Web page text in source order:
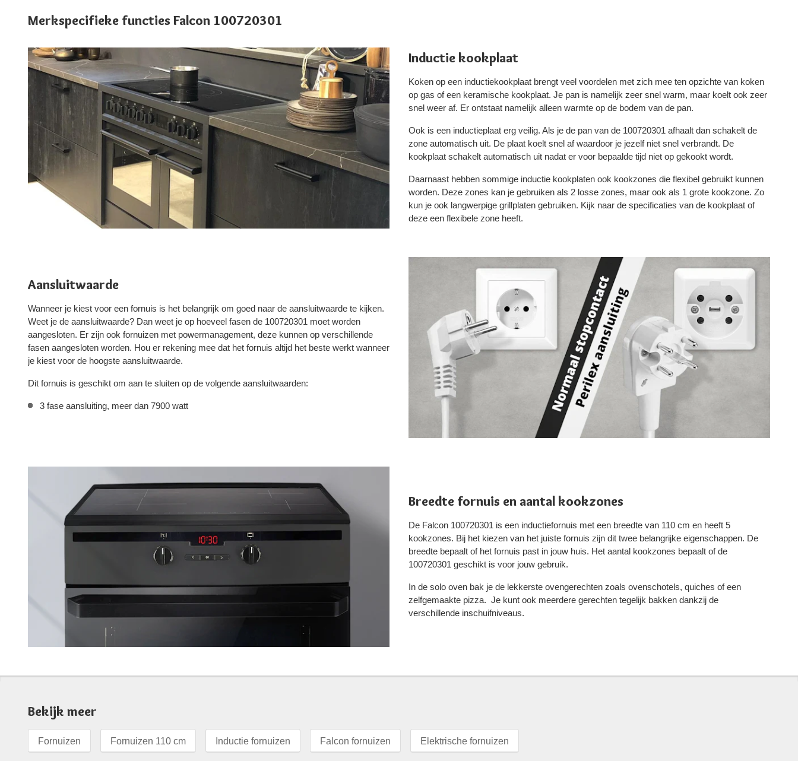
Merkspecifieke functies Falcon 100720301
Inductie kookplaat
Koken op een inductiekookplaat brengt veel voordelen met zich mee ten opzichte van koken
op gas of een keramische kookplaat. Je pan is namelijk zeer snel warm, maar koelt ook zeer
snel weer af. Er ontstaat namelijk alleen warmte op de bodem van de pan.
Ook is een inductieplaat erg veilig. Als je de pan van de 100720301 afhaalt dan schakelt de
zone automatisch uit. De plaat koelt snel af waardoor je jezelf niet snel verbrandt. De
kookplaat schakelt automatisch uit nadat er voor bepaalde tijd niet op gekookt wordt.
Daarnaast hebben sommige inductie kookplaten ook kookzones die flexibel gebruikt kunnen
worden. Deze zones kan je gebruiken als 2 losse zones, maar ook als 1 grote kookzone. Zo
kun je ook langwerpige grillplaten gebruiken. Kijk naar de specificaties van de kookplaat of
deze een flexibele zone heeft.
Aansluitwaarde
Wanneer je kiest voor een fornuis is het belangrijk om goed naar de aansluitwaarde te kijken.
Weet je de aansluitwaarde? Dan weet je op hoeveel fasen de 100720301 moet worden
aangesloten. Er zijn ook fornuizen met powermanagement, deze kunnen op verschillende
fasen aangesloten worden. Hou er rekening mee dat het fornuis altijd het beste werkt wanneer
je kiest voor de hoogste aansluitwaarde.
Dit fornuis is geschikt om aan te sluiten op de volgende aansluitwaarden:
3 fase aansluiting, meer dan 7900 watt
Breedte fornuis en aantal kookzones
De Falcon 100720301 is een inductiefornuis met een breedte van 110 cm en heeft 5
kookzones. Bij het kiezen van het juiste fornuis zijn dit twee belangrijke eigenschappen. De
breedte bepaalt of het fornuis past in jouw huis. Het aantal kookzones bepaalt of de
100720301 geschikt is voor jouw gebruik.
In de solo oven bak je de lekkerste ovengerechten zoals ovenschotels, quiches of een
zelfgemaakte pizza. Je kunt ook meerdere gerechten tegelijk bakken dankzij de
verschillende inschuifniveaus.
Bekijk meer
Fornuizen Fornuizen 110 cm Inductie fornuizen Falcon fornuizen Elektrische fornuizen